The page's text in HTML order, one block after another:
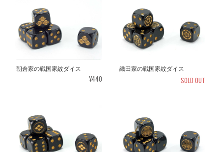
朝倉家の戦国家紋ダイス
¥440
織田家の戦国家紋ダイス
SOLD OUT